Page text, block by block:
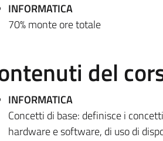
INFORMATICA
70% monte ore totale
del
INFORMATICA
Concetti di base: definisce i
hardware e software, di uso di